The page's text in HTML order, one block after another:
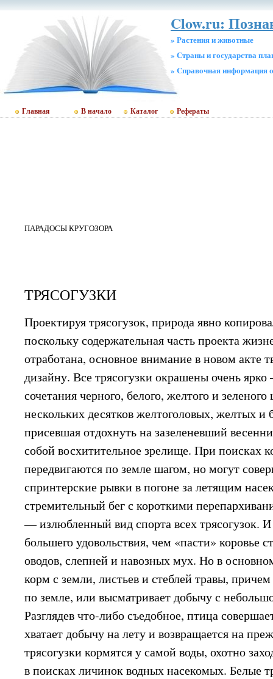
Clow.ru:
» Растения и животные
» Страны и государства
» Cправочная информация
Главная В начало Каталог Рефераты
ПАРАДОСЫ КРУГОЗОРА
ТРЯСОГУЗКИ
Проектируя трясогузок, природа явно
поскольку содержательная часть проекта
отработана, основное внимание в новом акте
дизайну. Все трясогузки окрашены очень
сочетания черного, белого, желтого и
нескольких десятков желтоголовых, желтых и
присевшая отдохнуть на зазеленевший
собой восхитительное зрелище. При поисках
передвигаются по земле шагом, но могут
спринтерские рывки в погоне за летящим
стремительный бег с короткими
— излюбленный вид спорта всех трясогузок.
большего удовольствия, чем «пасти» коровье
оводов, слепней и навозных мух. Но в
корм с земли, листьев и стеблей травы,
по земле, или высматривает добычу с
Разглядев что-либо съедобное, птица
хватает добычу на лету и возвращается на
трясогузки кормятся у самой воды, охотно
в поисках личинок водных насекомых. Белые